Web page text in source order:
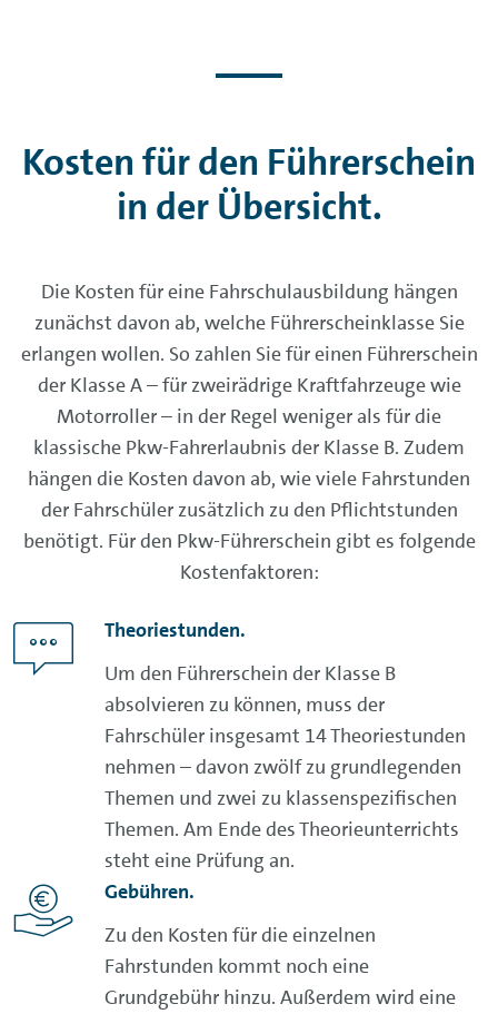
Kosten für den Führerschein
in der Übersicht.
Die Kosten für eine Fahrschulausbildung hängen
zunächst davon ab, welche Führerscheinklasse Sie
erlangen wollen. So zahlen Sie für einen Führerschein
der Klasse A – für zweirädrige Kraftfahrzeuge wie
Motorroller – in der Regel weniger als für die
klassische Pkw-Fahrerlaubnis der Klasse B. Zudem
hängen die Kosten davon ab, wie viele Fahrstunden
der Fahrschüler zusätzlich zu den Pflichtstunden
benötigt. Für den Pkw-Führerschein gibt es folgende
Kostenfaktoren:
Theoriestunden.
Um den Führerschein der Klasse B
absolvieren zu können, muss der
Fahrschüler insgesamt 14 Theoriestunden
nehmen – davon zwölf zu grundlegenden
Themen und zwei zu klassenspezifischen
Themen. Am Ende des Theorieunterrichts
steht eine Prüfung an.
Gebühren.
Zu den Kosten für die einzelnen
Fahrstunden kommt noch eine
Grundgebühr hinzu. Außerdem wird eine